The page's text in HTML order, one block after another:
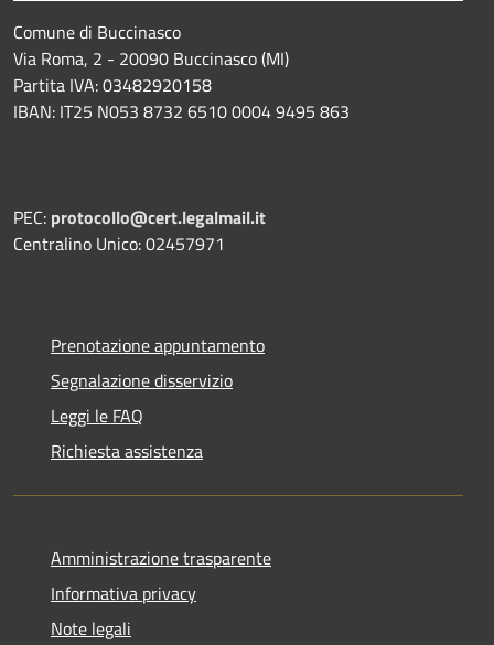
Comune di Buccinasco
Via Roma, 2 - 20090 Buccinasco (MI)
Partita IVA: 03482920158
IBAN: IT25 N053 8732 6510 0004 9495 863
PEC: protocollo@cert.legalmail.it
Centralino Unico: 02457971
Prenotazione appuntamento
Segnalazione disservizio
Leggi le FAQ
Richiesta assistenza
Amministrazione trasparente
Informativa privacy
Note legali